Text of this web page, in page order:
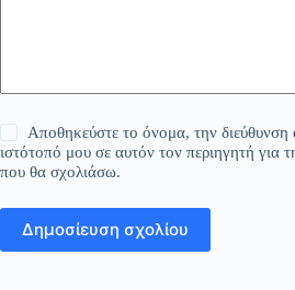
Αποθηκεύστε το όνομα, την διεύθυνση
ιστότοπό μου σε αυτόν τον περιηγητή για
που θα σχολιάσω.
Δημοσίευση σχολίου